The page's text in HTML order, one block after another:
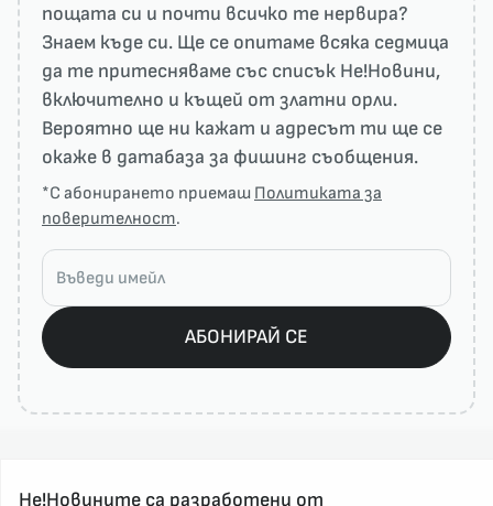
пощата си и почти всичко те нервира?
Знаем къде си. Ще се опитаме всяка седмица
да те притесняваме със списък He!Новини,
включително и къщей от златни орли.
Вероятно ще ни кажат и адресът ти ще се
окаже в датабаза за фишинг съобщения.
*С абонирането приемаш Политиката за
поверителност.
АБОНИРАЙ СЕ
Не!Новините са разработени от